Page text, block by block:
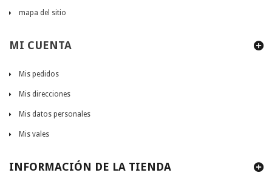
mapa del sitio
MI CUENTA
Mis pedidos
Mis direcciones
Mis datos personales
Mis vales
INFORMACIÓN DE LA TIENDA